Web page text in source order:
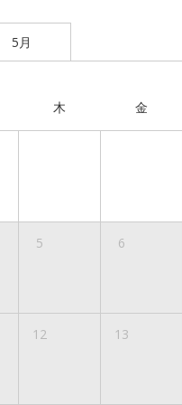
5月
木 金
5 6
12 13